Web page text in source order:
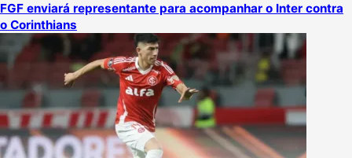
FGF enviará representante para acompanhar o Inter contra
o Corinthians